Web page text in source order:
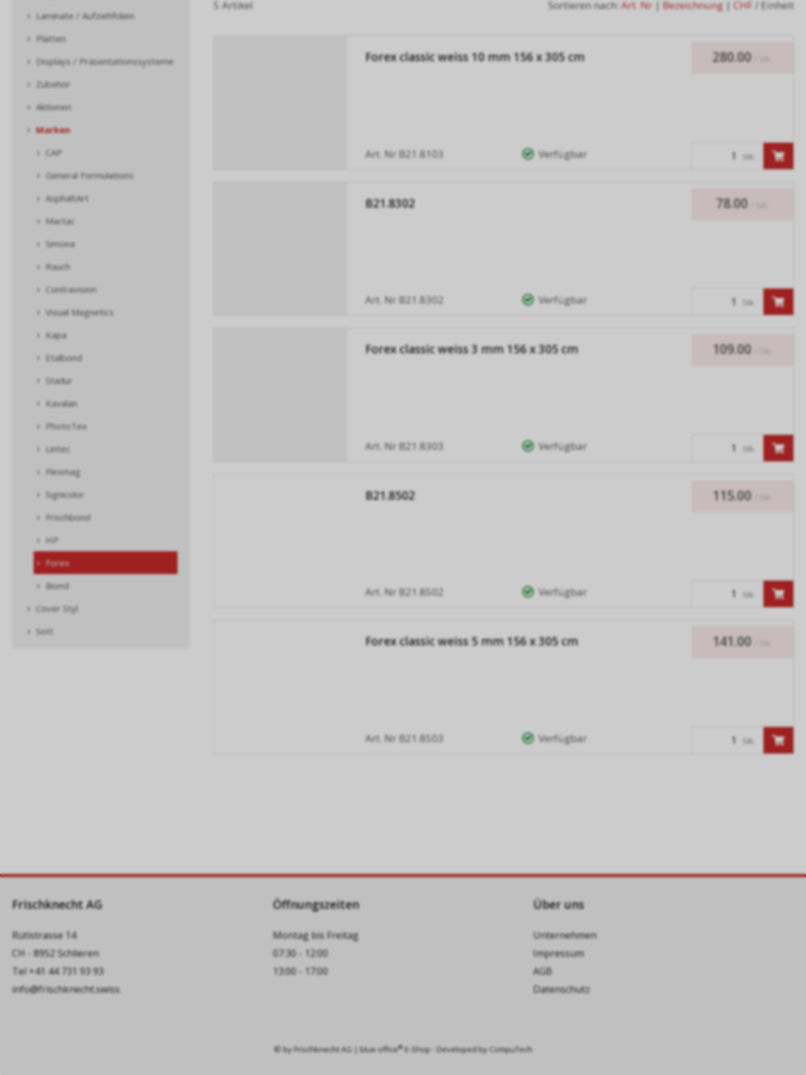
Laminate / Aufziehfolien
Platten
Displays / Präsentationssysteme
Zubehör
Aktionen
Marken
CAP
General Formulations
AsphaltArt
Mactac
Simona
Rauch
Contravision
Visual Magnetics
Kapa
Etalbond
Stadur
Kavalan
PhotoTex
Lintec
Flexmag
Signicolor
Frischbond
HP
Forex
Biond
Cover Styl
Sott
Sortieren nach:Art. Nr | Bezeichnung |CHF / Einheit
5 Artikel
280.00
Forex classic weiss 10 mm 156 x 305 cm
Art. Nr B21.8103 Verfügbar Stk.
78.00
B21.8302
Art. Nr B21.8302 Verfügbar Stk.
109.00
Forex classic weiss 3 mm 156 x 305 cm
Art. Nr B21.8303 Verfügbar Stk.
115.00
B21.8502
Art. Nr B21.8502 Verfügbar Stk.
141.00
Forex classic weiss 5 mm 156 x 305 cm
Art. Nr B21.8503 Verfügbar Stk.
Frischknecht AG
Rütistrasse 14
CH - 8952 Schlieren
Tel+41 44 731 93 93
info@frischknecht.swiss
Öffnungszeiten
Montag bis Freitag
07:30 - 12:00
13:00 - 17:00
Über uns
Unternehmen
Impressum
AGB
Datenschutz
© byFrischknecht AG| blue office®E-Shop - Developed byCompuTech